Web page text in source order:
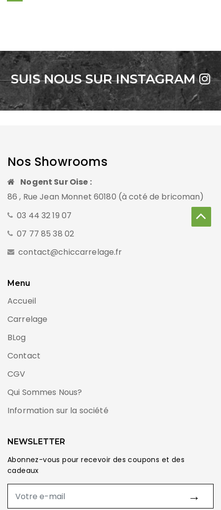
SUIS NOUS SUR INSTAGRAM
Nos Showrooms
Nogent Sur Oise :
86 , Rue Jean Monnet 60180 (à coté de bricoman)
03 44 32 19 07
07 77 85 38 02
contact@chiccarrelage.fr
Menu
Accueil
Carrelage
BLog
Contact
CGV
Qui Sommes Nous?
Information sur la société
NEWSLETTER
Abonnez-vous pour recevoir des coupons et des
cadeaux
→